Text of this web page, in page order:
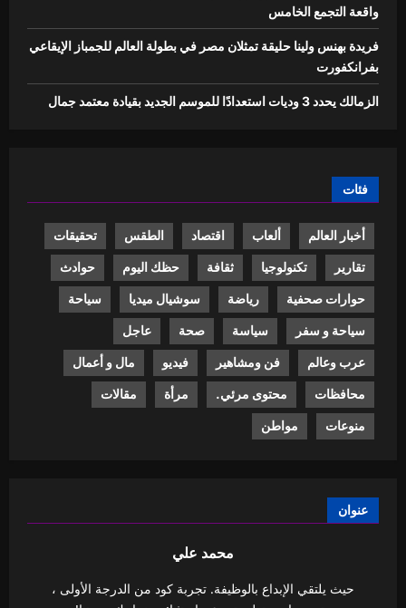
واقعة التجمع الخامس
فريدة بهنس ولينا حليقة تمثلان مصر في بطولة العالم للجمباز الإيقاعي
بفرانكفورت
الزمالك يحدد 3 وديات استعدادًا للموسم الجديد بقيادة معتمد جمال
فئات
أخبار العالم ألعاب اقتصاد الطقس تحقيقات
تقارير تكنولوجيا ثقافة حظك اليوم حوادث
حوارات صحفية رياضة سوشيال ميديا سياحة
سياحة و سفر سياسة صحة عاجل
عرب وعالم فن ومشاهير فيديو مال و أعمال
محافظات محتوى مرئي. مرأة مقالات
منوعات مواطن
عنوان
محمد علي
حيث يلتقي الإبداع بالوظيفة. تجربة كود من الدرجة الأولى ،